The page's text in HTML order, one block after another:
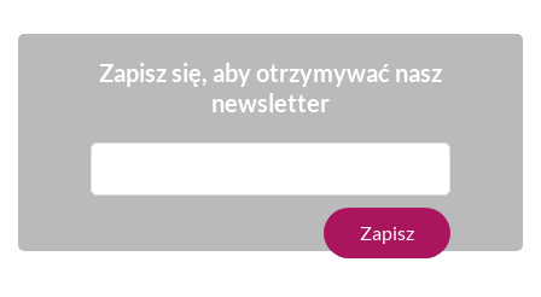
Zapisz się, aby otrzymywać nasz
newsletter